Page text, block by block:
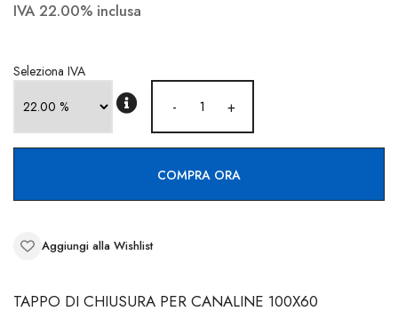
CONTATTI
IVA 22.00% inclusa
Seleziona IVA
- +
COMPRA ORA
Aggiungi alla Wishlist
TAPPO DI CHIUSURA PER CANALINE 100X60